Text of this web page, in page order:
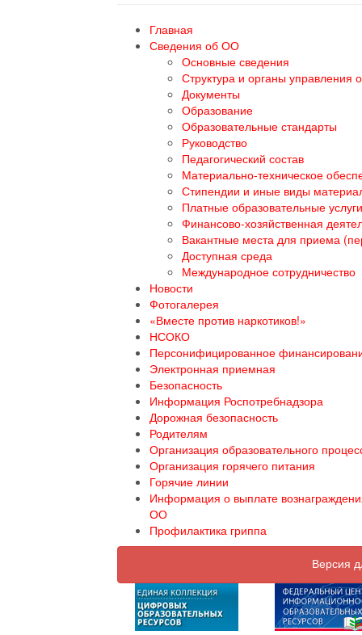
Главная
Сведения об ОО
Основные сведения
Структура и органы управления
Документы
Образование
Образовательные стандарты
Руководство
Педагогический состав
Материально-техническое
Стипендии и иные виды
Платные образовательные услуги
Финансово-хозяйственная
Вакантные места для приема
Доступная среда
Международное сотрудничество
Новости
Фотогалерея
«Вместе против наркотиков!»
НСОКО
Персонифицированное
Электронная приемная
Безопасность
Информация Роспотребнадзора
Дорожная безопасность
Родителям
Организация образовательного
Организация горячего питания
Горячие линии
Информация о выплате
ОО
Профилактика гриппа
Версия